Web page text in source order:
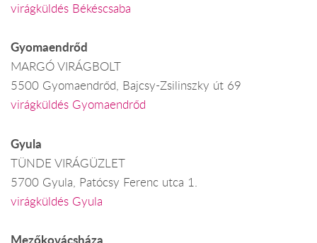
virágküldés Békéscsaba
Gyomaendrőd
MARGÓ VIRÁGBOLT
5500 Gyomaendrőd, Bajcsy-Zsilinszky út 69
virágküldés Gyomaendrőd
Gyula
TÜNDE VIRÁGÜZLET
5700 Gyula, Patócsy Ferenc utca 1.
virágküldés Gyula
Mezőkovácsháza